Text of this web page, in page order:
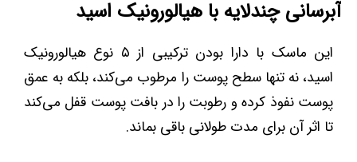
آبرسانی چندلایه با هیالورونیک اسید
این ماسک با دارا بودن ترکیبی از ۵ نوع هیالورونیک
اسید، نه تنها سطح پوست را مرطوب می‌کند، بلکه به عمق
پوست نفوذ کرده و رطوبت را در بافت پوست قفل می‌کند
تا اثر آن برای مدت طولانی باقی بماند.